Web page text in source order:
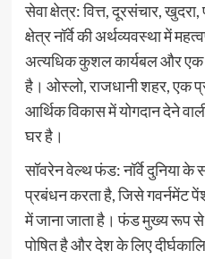
सेवा क्षेत्र: वित्त, दूरसंचार,
क्षेत्र नॉर्वे की अर्थव्यवस्था में
अत्यधिक कुशल कार्यबल और एक
है। ओस्लो, राजधानी शहर, एक
आर्थिक विकास में योगदान देने
घर है।
सॉवरेन वेल्थ फंड: नॉर्वे दुनिया
प्रबंधन करता है, जिसे गवर्नमेंट
में जाना जाता है। फंड मुख्य रूप से
पोषित है और देश के लिए